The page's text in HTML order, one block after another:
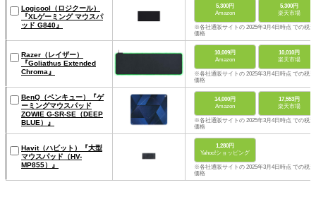
Logicool（ロジクール）
『XLゲーミング マウスパ
ッド G840』
5,300円
Amazon
5,300円
楽天市場
※各社通販サイトの 2025年3月4日時点 での税込
価格
Razer（レイザー）
『Goliathus Extended
Chroma』
10,009円
Amazon
10,010円
楽天市場
※各社通販サイトの 2025年3月4日時点 での税込
価格
BenQ（ベンキュー）『ゲ
ーミングマウスパッド
ZOWIE G-SR-SE（DEEP
BLUE）』
14,000円
Amazon
17,553円
楽天市場
※各社通販サイトの 2025年3月4日時点 での税込
価格
Havit（ハビット）『大型
マウスパッド（HV-
MP855）』
1,280円
Yahoo!ショッピング
※各社通販サイトの 2025年3月4日時点 での税込
価格